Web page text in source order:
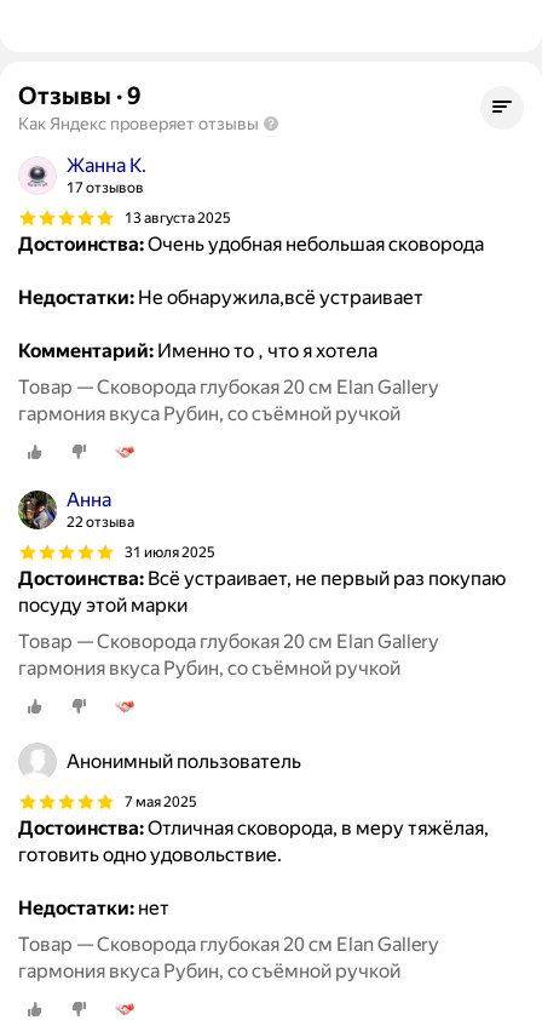
Отзывы ·9
Как Яндекс проверяет отзывы
Жанна К.
17 отзывов
13 августа 2025
Достоинства:Очень удобная небольшая сковорода
Недостатки: Не обнаружила,всё устраивает
Комментарий: Именно то , что я хотела
Товар — Сковорода глубокая 20 см Elan Gallery
гармония вкуса Рубин, со съёмной ручкой
Анна
22 отзыва
31 июля 2025
Достоинства: Всё устраивает, не первый раз покупаю
посуду этой марки
Товар — Сковорода глубокая 20 см Elan Gallery
гармония вкуса Рубин, со съёмной ручкой
Анонимный пользователь
7 мая 2025
Достоинства:Отличная сковорода, в меру тяжёлая,
готовить одно удовольствие.
Недостатки: нет
Товар — Сковорода глубокая 20 см Elan Gallery
гармония вкуса Рубин, со съёмной ручкой